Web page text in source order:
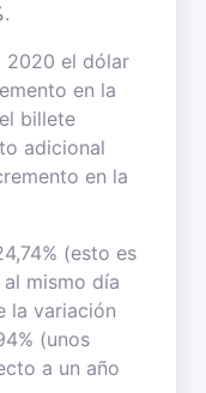
.
2020 el dólar
en la
billete
adicional
en la
(esto es
mismo día
la variación
(unos
a un año